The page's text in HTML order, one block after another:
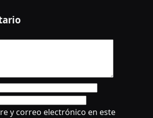
y correo electrónico en este